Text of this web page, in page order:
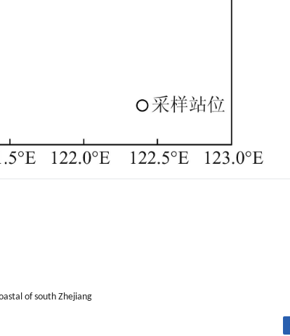
of south Zhejiang